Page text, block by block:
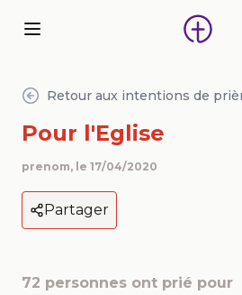
Retour aux intentions de
Pour l'Eglise
prenom, le 17/04/2020
Partager
72 personnes ont prié pour